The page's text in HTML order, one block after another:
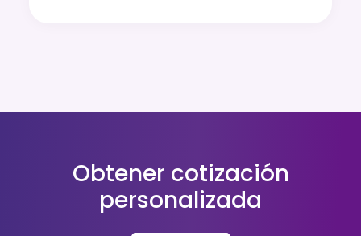
Obtener cotización
personalizada